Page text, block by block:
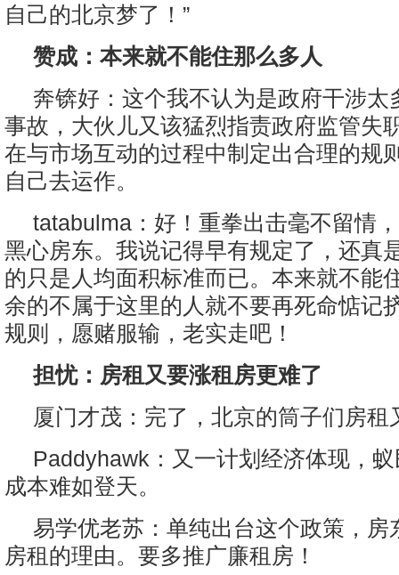
自己的北京梦了！”
赞成：本来就不能住那么多人
奔锛好：这个我不认为是政府干涉太
事故，大伙儿又该猛烈指责政府监管失
在与市场互动的过程中制定出合理的规
自己去运作。
tatabulma：好！重拳出击毫不留情
黑心房东。我说记得早有规定了，还真
的只是人均面积标准而已。本来就不能
余的不属于这里的人就不要再死命惦记
规则，愿赌服输，老实走吧！
担忧：房租又要涨租房更难了
厦门才茂：完了，北京的筒子们房租
Paddyhawk：又一计划经济体现，
成本难如登天。
易学优老苏：单纯出台这个政策，房
房租的理由。要多推广廉租房！